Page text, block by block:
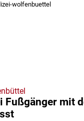
wolfenbuettel
Fußgänger mit